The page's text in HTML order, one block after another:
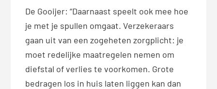
De Gooijer: “Daarnaast speelt ook mee hoe
je met je spullen omgaat. Verzekeraars
gaan uit van een zogeheten zorgplicht: je
moet redelijke maatregelen nemen om
diefstal of verlies te voorkomen. Grote
bedragen los in huis laten liggen kan dan